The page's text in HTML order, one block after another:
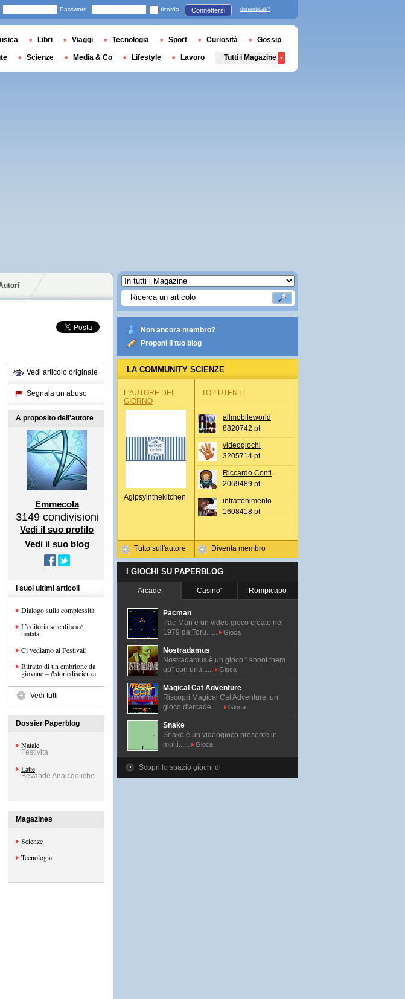
Vedi articolo originale
Segnala un abuso
A proposito dell'autore
Emmecola
3149 condivisioni
Vedi il suo profilo
Vedi il suo blog
I suoi ultimi articoli
Dialogo sulla complessità
L’editoria scientifica è
malata
Ci vediamo al Festival!
Ritratto di un embrione da
giovane – #storiediscienza
Vedi tutti
Dossier Paperblog
Natale
Festività
Latte
Bevande Analcooliche
Magazines
Scienze
Tecnologia
Non ancora membro?
Proponi il tuo blog
LA COMMUNITY SCIENZE
L'AUTORE DEL
GIORNO
Agipsyinthekitchen
Tutto sull'autore
TOP UTENTI
allmobileworld
8820742 pt
videogiochi
3205714 pt
Riccardo Conti
2069489 pt
intrattenimento
1608418 pt
Diventa membro
I GIOCHI SU PAPERBLOG
Arcade Casino' Rompicapo
Pacman
Pac-Man é un video gioco creato nel
1979 da Toru......
Gioca
Nostradamus
Nostradamus è un gioco " shoot them
up" con una......
Gioca
Magical Cat Adventure
Riscopri Magical Cat Adventure, un
gioco d'arcade......
Gioca
Snake
Snake è un videogioco presente in
molti......
Gioca
Scopri lo spazio giochi di
Password ricorda Connettersi dimenticati?
Libri Viaggi Tecnologia Sport Curiosità Gossip
Scienze Media & Co Lifestyle Lavoro Tutti i Magazine